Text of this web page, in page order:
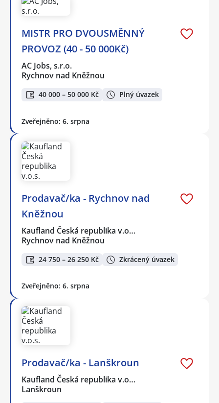
MISTR PRO DVOUSMĚNNÝ
PROVOZ (40 - 50 000Kč)
AC Jobs, s.r.o.
Rychnov nad Kněžnou
40 000 – 50 000 Kč Plný úvazek
Zveřejněno: 6. srpna
Prodavač/ka - Rychnov nad
Kněžnou
Kaufland Česká republika v.o…
Rychnov nad Kněžnou
24 750 – 26 250 Kč Zkrácený úvazek
Zveřejněno: 6. srpna
Prodavač/ka - Lanškroun
Kaufland Česká republika v.o…
Lanškroun